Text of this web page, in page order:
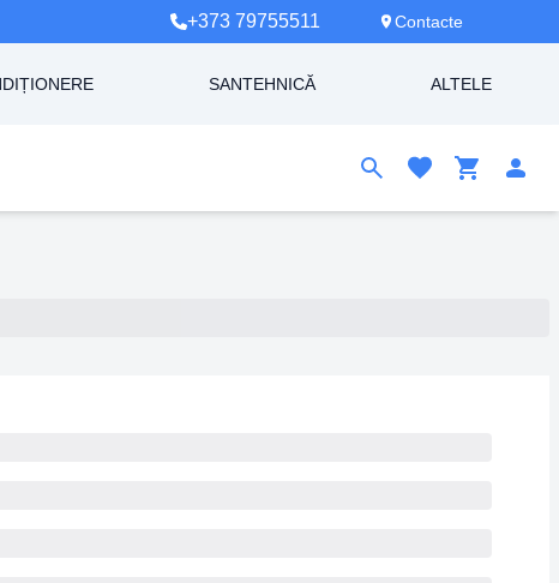
+373 79755511 Contacte
SANTEHNICĂ ALTELE